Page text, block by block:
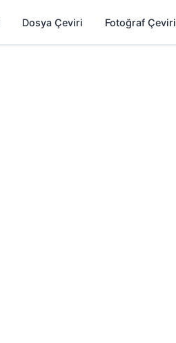
Dosya Çeviri Fotoğraf Çeviri